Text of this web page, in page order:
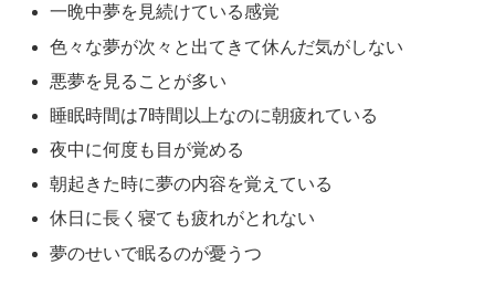
一晩中夢を見続けている感覚
色々な夢が次々と出てきて休んだ気がしない
悪夢を見ることが多い
睡眠時間は7時間以上なのに朝疲れている
夜中に何度も目が覚める
朝起きた時に夢の内容を覚えている
休日に長く寝ても疲れがとれない
夢のせいで眠るのが憂うつ